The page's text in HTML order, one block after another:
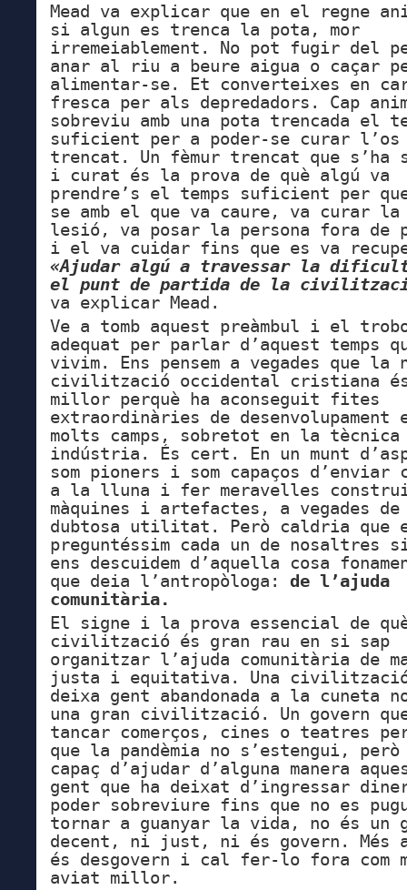
Mead va explicar que en el regne
si algun es trenca la pota, mor
irremeiablement. No pot fugir del
anar al riu a beure aigua o caçar
alimentar-se. Et converteixes en
fresca per als depredadors. Cap
sobreviu amb una pota trencada el
suficient per a poder-se curar l’os
trencat. Un fèmur trencat que s’ha
i curat és la prova de què algú va
prendre’s el temps suficient per
se amb el que va caure, va curar la
lesió, va posar la persona fora
i el va cuidar fins que es va
«Ajudar algú a travessar la
el punt de partida de la
va explicar Mead.
Ve a tomb aquest preàmbul i el
adequat per parlar d’aquest temps
vivim. Ens pensem a vegades que la
civilització occidental cristiana
millor perquè ha aconseguit fites
extraordinàries de desenvolupament
molts camps, sobretot en la
indústria. És cert. En un munt
som pioners i som capaços d’enviar
a la lluna i fer meravelles
màquines i artefactes, a vegades de
dubtosa utilitat. Però caldria que
preguntéssim cada un de nosaltres
ens descuidem d’aquella cosa
que deia l’antropòloga: de l’ajuda
comunitària.
El signe i la prova essencial de
civilització és gran rau en si sap
organitzar l’ajuda comunitària de
justa i equitativa. Una civilització
deixa gent abandonada a la cuneta
una gran civilització. Un govern
tancar comerços, cines o teatres
que la pandèmia no s’estengui, però
capaç d’ajudar d’alguna manera
gent que ha deixat d’ingressar
poder sobreviure fins que no es
tornar a guanyar la vida, no és un
decent, ni just, ni és govern. Més
és desgovern i cal fer-lo fora com
aviat millor.